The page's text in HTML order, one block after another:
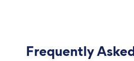
Frequently